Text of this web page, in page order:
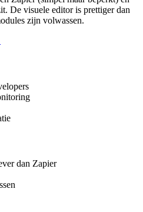
De visuele editor is prettiger dan
zijn volwassen.
dan Zapier